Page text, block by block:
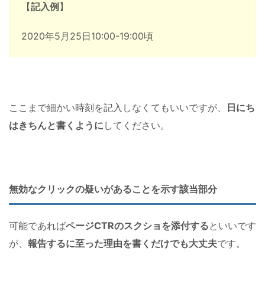
【記入例 】
2020年5月25日10:00-19:00頃
ここまで細かい時刻を記入しなくてもいいですが、
日にち
はきちんと書くように してください。
無効なクリックの疑いがあることを示す該当部分
可能であればページCTRのスクショを添付するといいです
が、 報告するに至った理由を書くだけでも大丈夫です。